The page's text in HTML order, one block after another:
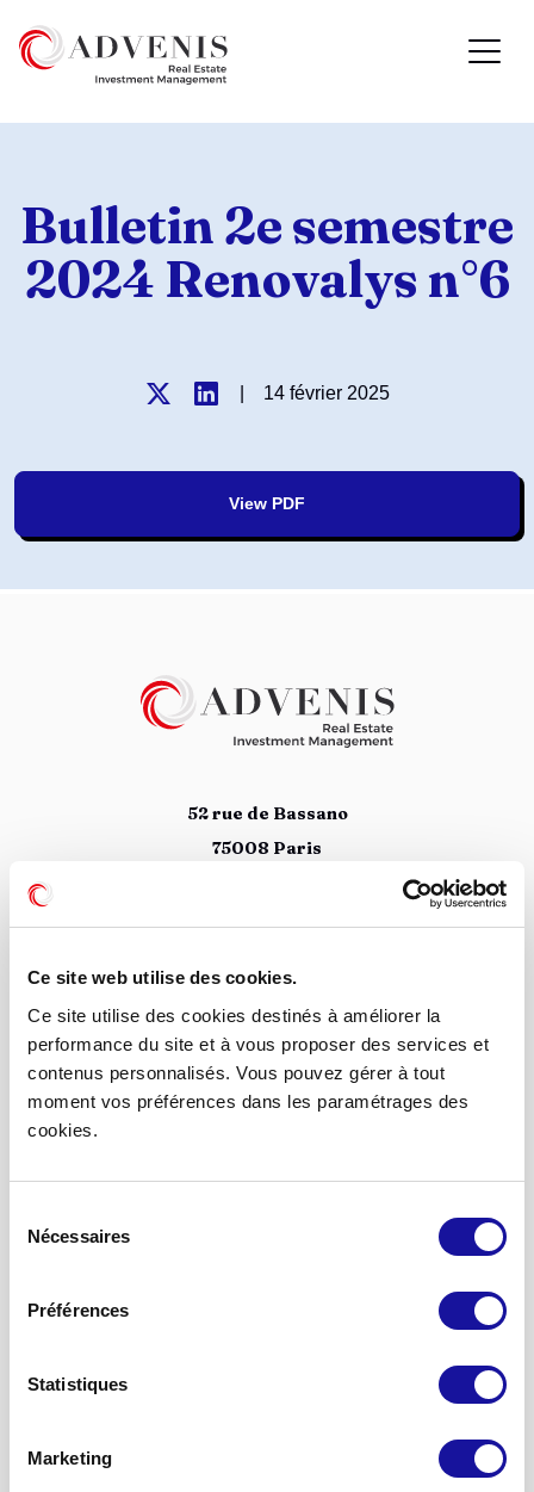
Ce site web utilise des cookies.
Ce site utilise des cookies destinés à améliorer la
performance du site et à vous proposer des services et
contenus personnalisés. Vous pouvez gérer à tout
moment vos préférences dans les paramétrages des
cookies.
Nécessaires
Préférences
Statistiques
Marketing
Bulletin 2e semestre
2024 Renovalys n°6
14 février 2025
View PDF
52 rue de Bassano
75008 Paris
Accueil
Mon espace associé